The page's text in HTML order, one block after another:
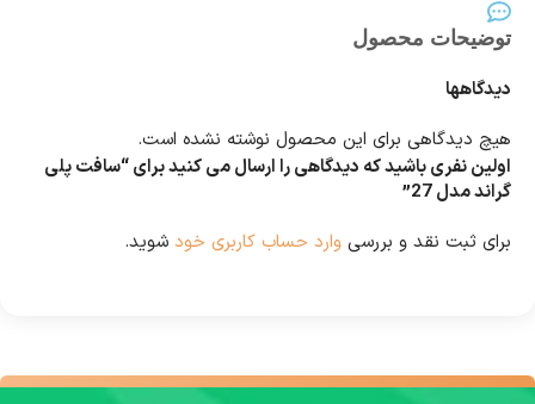
توضیحات محصول
دیدگاهها
هیچ دیدگاهی برای این محصول نوشته نشده است.
اولین نفری باشید که دیدگاهی را ارسال می کنید برای “سافت پلی
گراند مدل 27”
برای ثبت نقد و بررسی وارد حساب کاربری خود شوید.